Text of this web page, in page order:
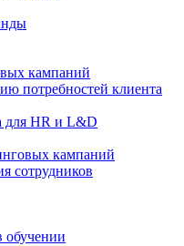
кампаний
потребностей клиента
для HR и L&D
кампаний
сотрудников
обучении